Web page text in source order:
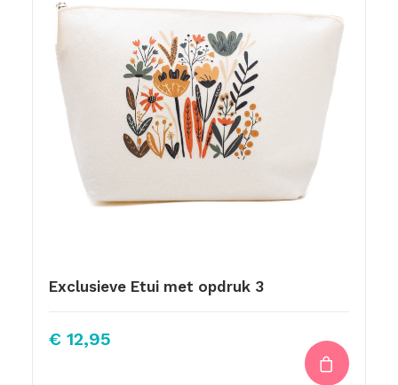
Exclusieve Etui met opdruk 3
€ 12,95